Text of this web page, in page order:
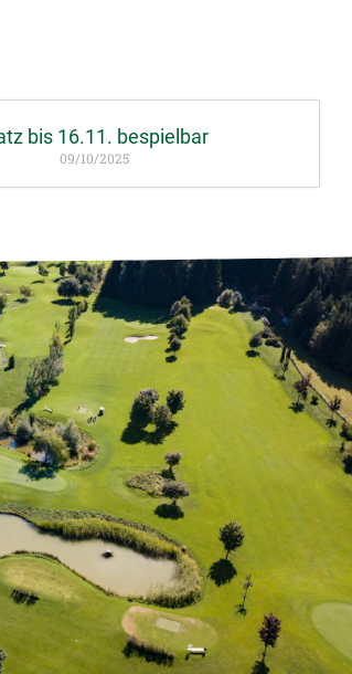
bis 16.11. bespielbar
09/10/2025